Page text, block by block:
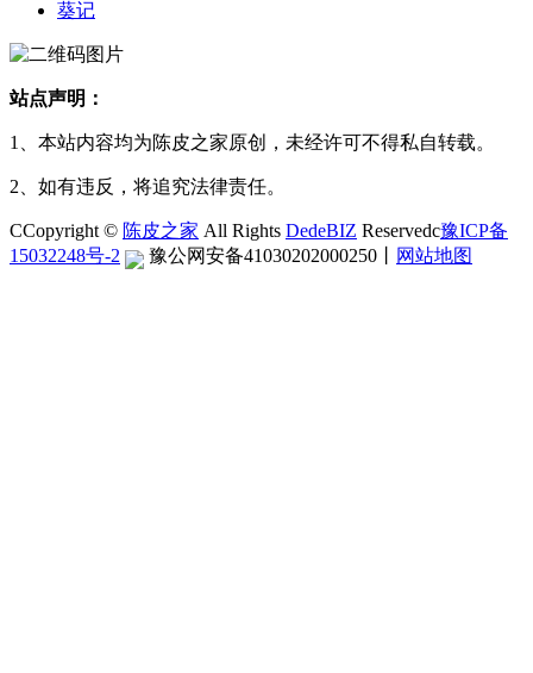
葵记
站点声明：
1、本站内容均为陈皮之家原创，未经许可不得私自转载。
2、如有违反，将追究法律责任。
CCopyright © 陈皮之家 All Rights DedeBIZ Reservedc豫ICP备
15032248号-2
豫公网安备41030202000250 网站地图